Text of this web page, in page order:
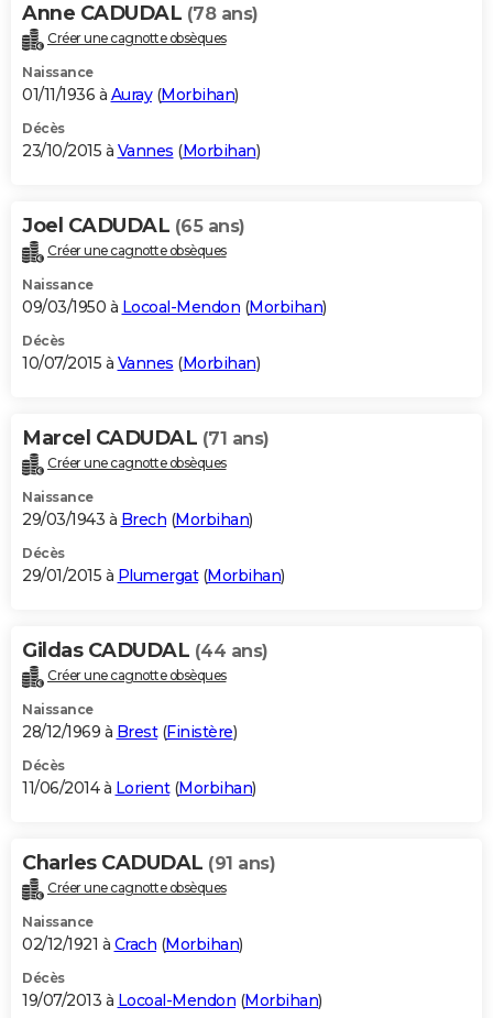
Anne CADUDAL (78 ans)
Créer une cagnotte obsèques
Naissance
01/11/1936 à Auray(Morbihan)
Décès
23/10/2015 à Vannes (Morbihan)
Joel CADUDAL (65 ans)
Créer une cagnotte obsèques
Naissance
09/03/1950 à Locoal-Mendon (Morbihan)
Décès
10/07/2015 à Vannes (Morbihan)
Marcel CADUDAL (71 ans)
Créer une cagnotte obsèques
Naissance
29/03/1943 à Brech (Morbihan)
Décès
29/01/2015 à Plumergat(Morbihan)
Gildas CADUDAL (44 ans)
Créer une cagnotte obsèques
Naissance
28/12/1969 à Brest(Finistère)
Décès
11/06/2014 à Lorient(Morbihan)
Charles CADUDAL (91 ans)
Créer une cagnotte obsèques
Naissance
02/12/1921 à Crach (Morbihan)
Décès
19/07/2013 à Locoal-Mendon (Morbihan)